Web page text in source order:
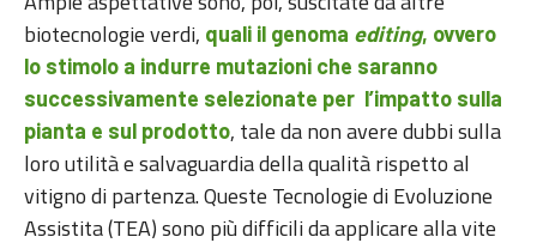
biotecnologie verdi, quali il genoma editing, ovvero
lo stimolo a indurre mutazioni che saranno
successivamente selezionate per l’impatto sulla
pianta e sul prodotto, tale da non avere dubbi sulla
loro utilità e salvaguardia della qualità rispetto al
vitigno di partenza. Queste Tecnologie di Evoluzione
Assistita (TEA) sono più difficili da applicare alla vite